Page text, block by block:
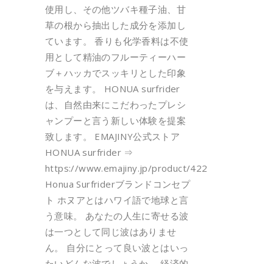
使用し、その他ツバキ種子油、甘
草の根から抽出した成分を添加し
ています。 香りも化学香料は不使
用として精油のフルーティーハー
ブ＋ハッカでスッキリとした印象
を与えます。 HONUA surfrider
は、自然由来にこだわったプレシ
ャンプーと言う新しい体験を提案
致します。 EMAJINY公式ストア
HONUA surfrider ⇒
https://www.emajiny.jp/product/422
Honua Surfriderブランドコンセプ
ト ホヌアとはハワイ語で地球と言
う意味。 あなたの人生に寄せる波
は一つとして同じ波はありませ
ん。 自分にとって良い波とはいっ